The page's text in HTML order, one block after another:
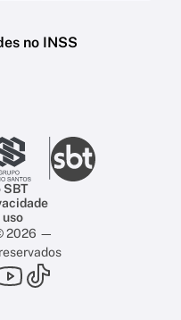
no INSS
SBT
uso
2026 —